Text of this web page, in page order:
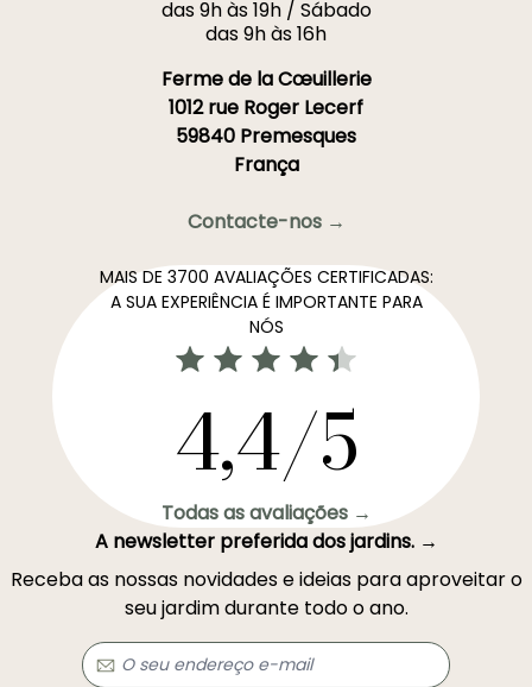
das 9h às 19h / Sábado
das 9h às 16h
Ferme de la Cœuillerie
1012 rue Roger Lecerf
59840 Premesques
França
Contacte-nos →
MAIS DE 3700 AVALIAÇÕES CERTIFICADAS:
A SUA EXPERIÊNCIA É IMPORTANTE PARA
NÓS
4,4/5
Todas as avaliações →
A newsletter preferida dos jardins. →
Receba as nossas novidades e ideias para aproveitar o
seu jardim durante todo o ano.